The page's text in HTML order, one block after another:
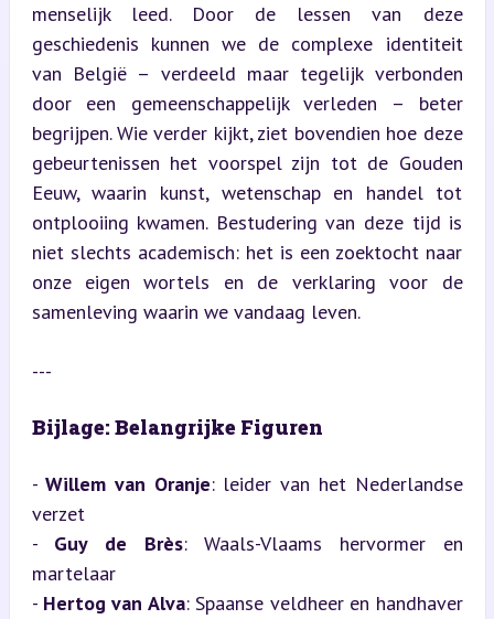
menselijk leed. Door de lessen van deze
geschiedenis kunnen we de complexe identiteit
van België – verdeeld maar tegelijk verbonden
door een gemeenschappelijk verleden – beter
begrijpen. Wie verder kijkt, ziet bovendien hoe deze
gebeurtenissen het voorspel zijn tot de Gouden
Eeuw, waarin kunst, wetenschap en handel tot
ontplooiing kwamen. Bestudering van deze tijd is
niet slechts academisch: het is een zoektocht naar
onze eigen wortels en de verklaring voor de
samenleving waarin we vandaag leven.
---
Bijlage: Belangrijke Figuren
- Willem van Oranje: leider van het Nederlandse
verzet
- Guy de Brès: Waals-Vlaams hervormer en
martelaar
- Hertog van Alva: Spaanse veldheer en handhaver